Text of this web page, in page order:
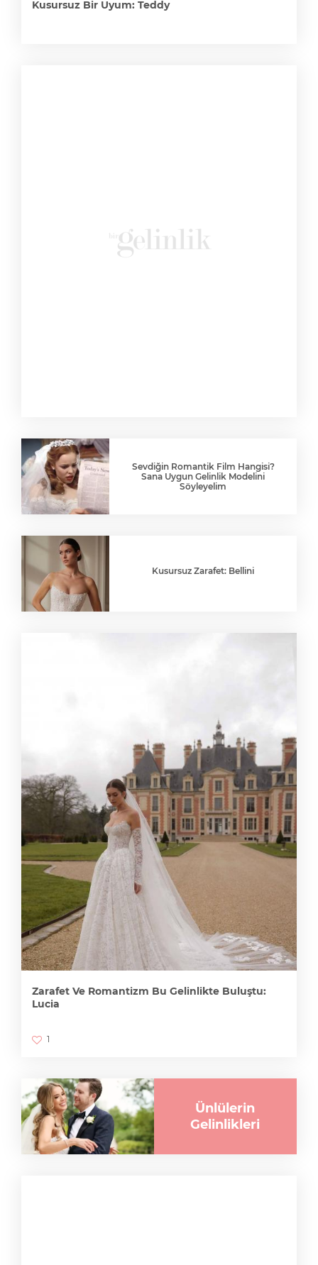
Kusursuz Bir Uyum: Teddy
Sevdiğin Romantik Film Hangisi?
Sana Uygun Gelinlik Modelini
Söyleyelim
Kusursuz Zarafet: Bellini
Zarafet Ve Romantizm Bu Gelinlikte Buluştu:
Lucia
1
Ünlülerin
Gelinlikleri